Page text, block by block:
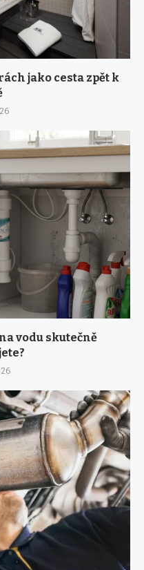
jako cesta zpět k
vodu skutečně